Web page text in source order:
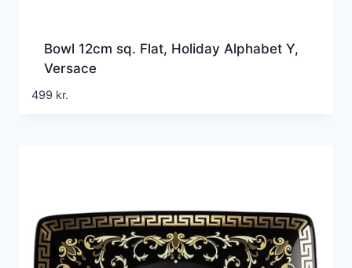
Bowl 12cm sq. Flat, Holiday Alphabet Y,
Versace
499 kr.